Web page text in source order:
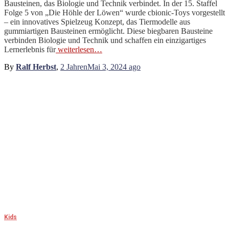
Bausteinen, das Biologie und Technik verbindet. In der 15. Staffel
Folge 5 von „Die Höhle der Löwen“ wurde cbionic-Toys vorgestellt
– ein innovatives Spielzeug Konzept, das Tiermodelle aus
gummiartigen Bausteinen ermöglicht. Diese biegbaren Bausteine
verbinden Biologie und Technik und schaffen ein einzigartiges
Lernerlebnis fürweiterlesen…
By Ralf Herbst, 2 JahrenMai 3, 2024 ago
Kids